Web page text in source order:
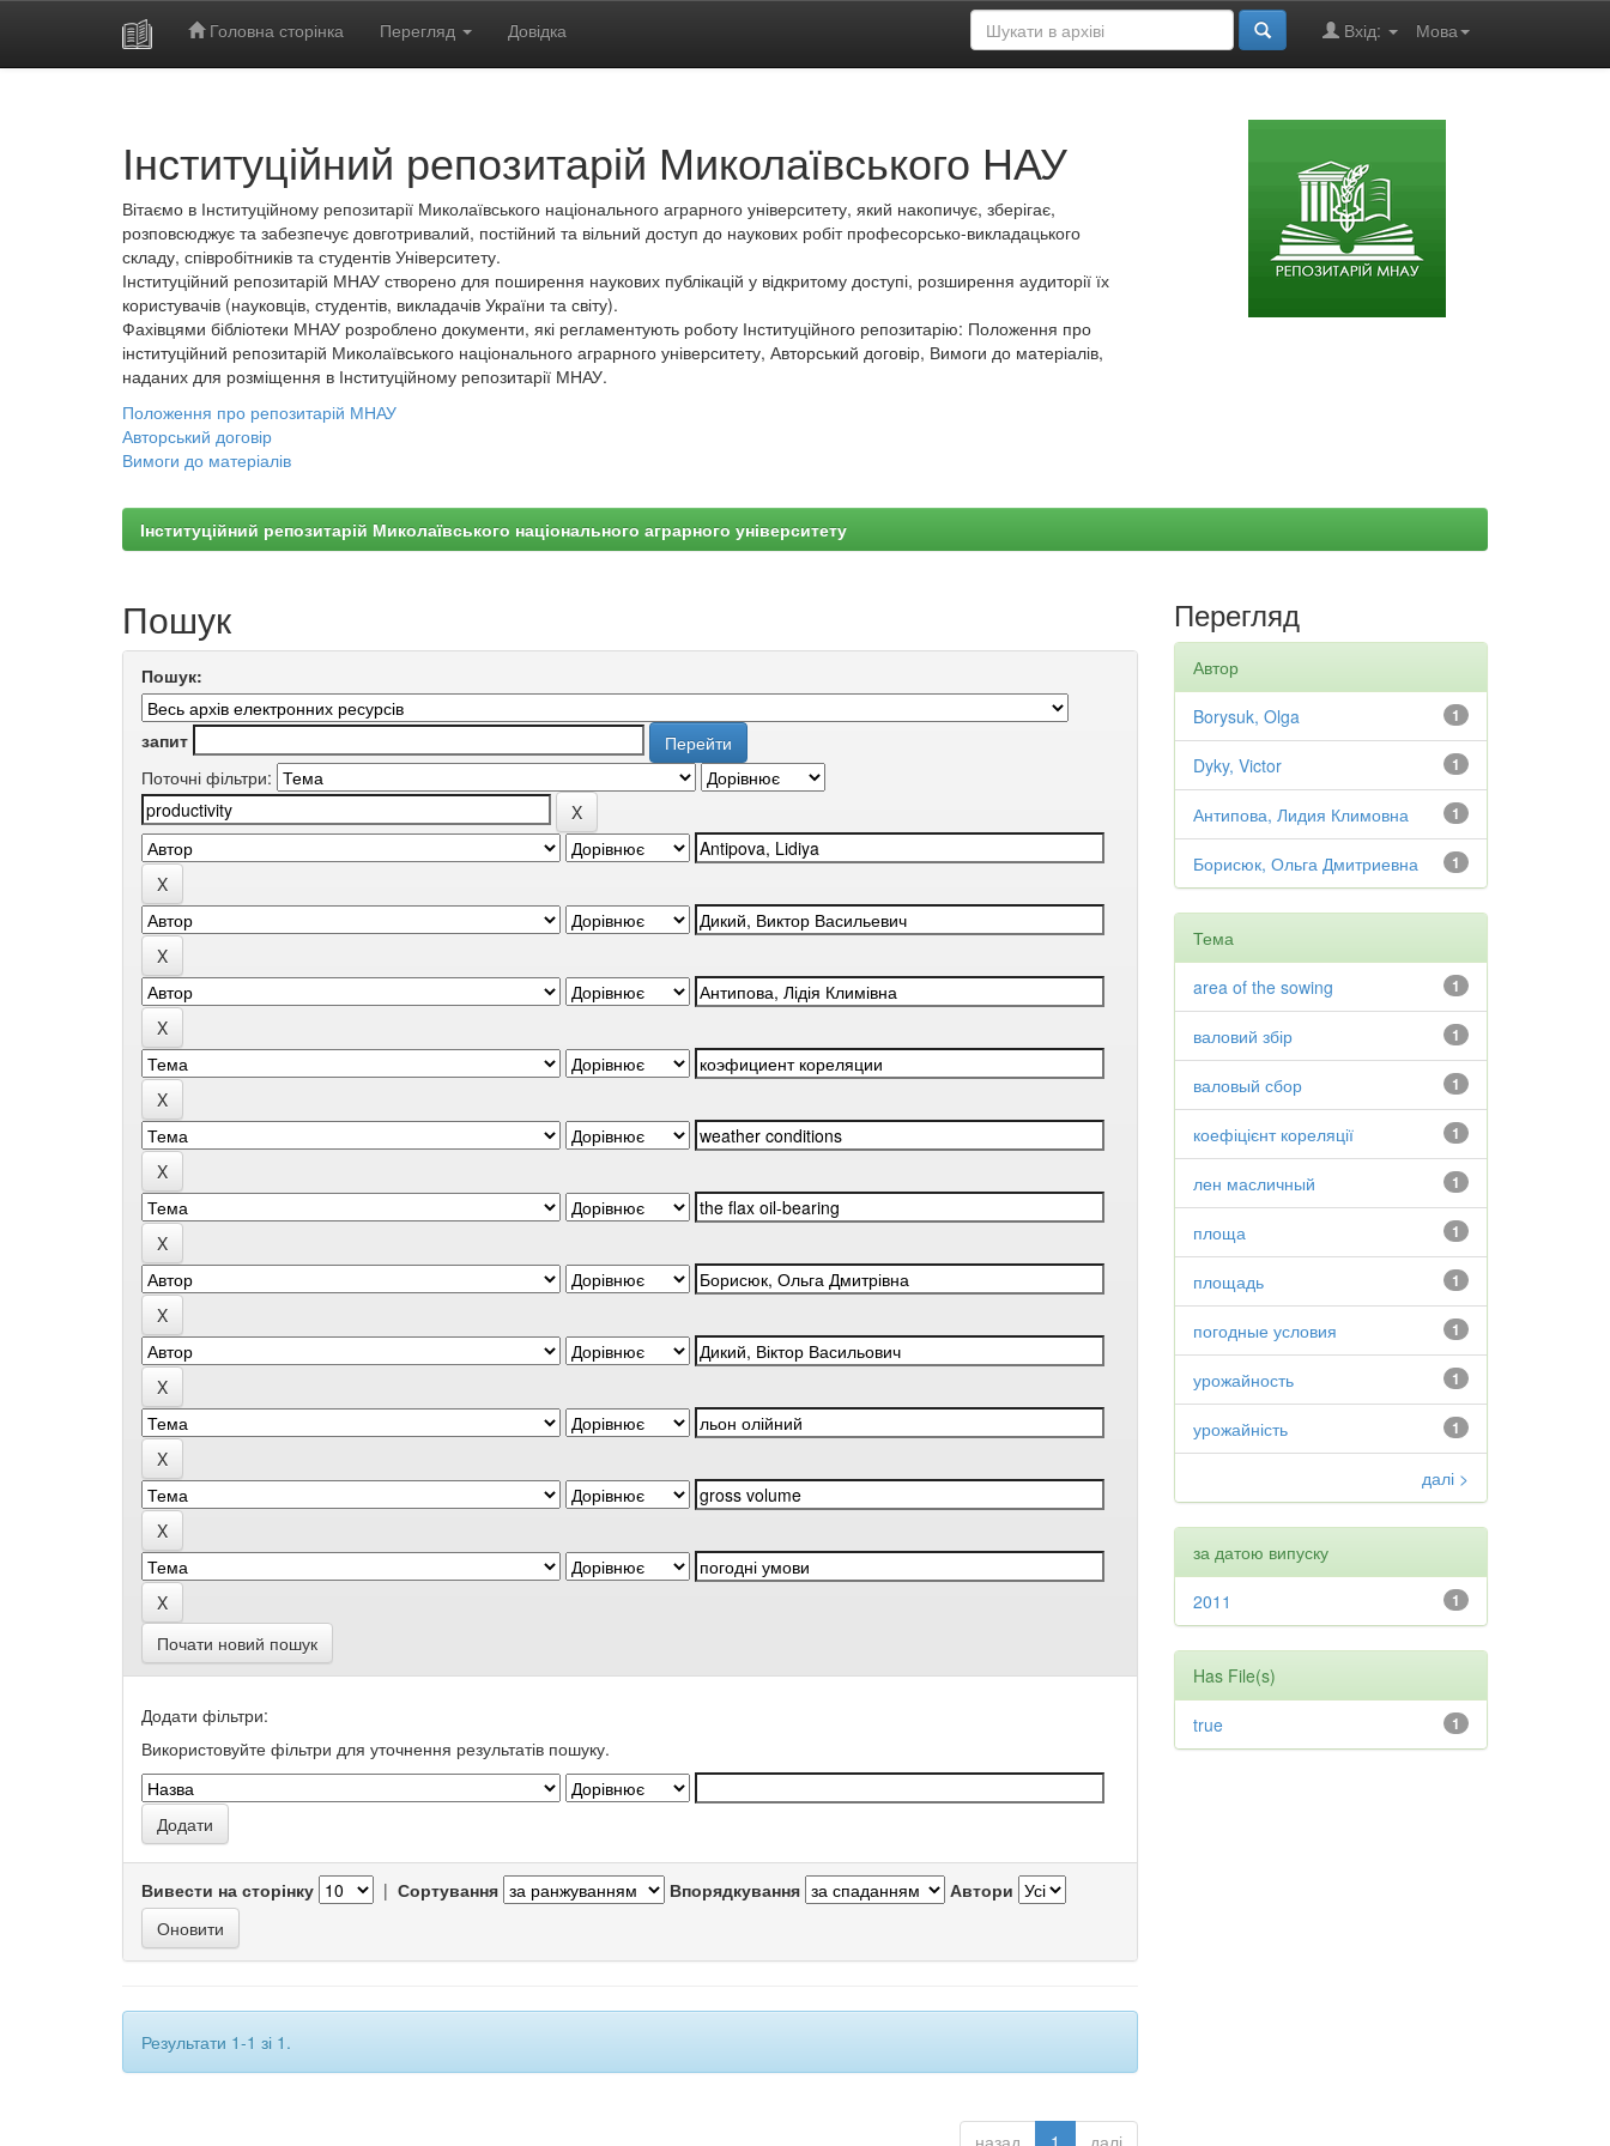
Головна сторінка Перегляд Довідка Мова
Вхід:
Інституційний репозитарій Миколаївського НАУ
Вітаємо в Інституційному репозитарії Миколаївського національного аграрного університету, який накопичує, зберігає,
розповсюджує та забезпечує довготривалий, постійний та вільний доступ до наукових робіт професорсько-викладацького
складу, співробітників та студентів Університету.
Інституційний репозитарій МНАУ створено для поширення наукових публікацій у відкритому доступі, розширення аудиторії їх
користувачів (науковців, студентів, викладачів України та світу).
Фахівцями бібліотеки МНАУ розроблено документи, які регламентують роботу Інституційного репозитарію: Положення про
інституційний репозитарій Миколаївського національного аграрного університету, Авторський договір, Вимоги до матеріалів,
наданих для розміщення в Інституційному репозитарії МНАУ.
Положення про репозитарій МНАУ
Авторський договір
Вимоги до матеріалів
Інституційний репозитарій Миколаївського національного аграрного університету
Пошук
Пошук:
запит
Поточні фільтри:
Почати новий пошук
Додати фільтри:
Використовуйте фільтри для уточнення результатів пошуку.
Вивести на сторінку | Сортування Впорядкування Автори
Результати 1-1 зі 1.
назад 1 далі
Перегляд
Автор
1
Borysuk, Olga
1
Dyky, Victor
1
Антипова, Лидия Климовна
1
Борисюк, Ольга Дмитриевна
Тема
1
area of the sowing
1
валовий збір
1
валовый сбор
1
коефіцієнт кореляції
1
лен масличный
1
площа
1
площадь
1
погодные условия
1
урожайность
1
урожайність
далі >
за датою випуску
1
2011
Has File(s)
1
true